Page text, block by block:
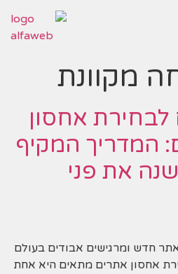
מקוונת
לבחירת אחסון
המדריך המקיף
את פני
חדש ומרגישים אבודים בעולם
אחסון אתרים מתאים היא אחת